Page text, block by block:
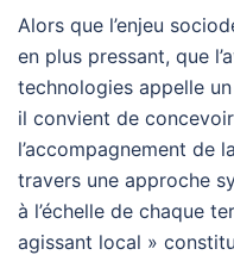
Alors que l’enjeu
en plus pressant, que
technologies appelle
il convient de
l’accompagnement de
travers une approche
à l’échelle de chaque
agissant local »